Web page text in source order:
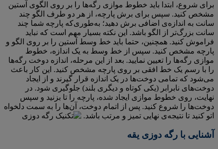
برای شروع، ابتدا باید خطوط موازی رگه‌ها را بر روی الگوی آستین
مشخص کنید. سپس برای برش پارچه، از هر دو طرف الگو چند
سانت به اندازه‌ی اضافی برش دهید؛ به‌طوری‌که پارچه شما چند
سانت بزرگ‌تر از الگو باشد. این نکته بسیار مهم است که نباید
فراموش کنید. همچنین، حتما باید خط وسط آستین را بر روی الگو و
پارچه مشخص کنید. سپس از خط وسط به یک اندازه، خطوط
موازی رگه‌ها را تعیین نمایید. بعد از این مرحله، اندازه دوخت رگه‌ها
را با رسم یک خط افقی بر روی پارچه مشخص کنید. این کار باعث
می‌شود که تمامی دوخت‌ها در یک اندازه قرار گیرند و از ایجاد
دوخت‌های نابرابر (یکی کوتاه و دیگری بلند) جلوگیری شود. در
نهایت، روی خطوط موازی ایجاد شده، پارچه را تا بزنید و سپس
دوخت‌ها را شروع کنید. پس از اتمام دوخت، آن‌ها را به سمت دلخواه
اتو کنید تا نتیجه‌ی نهایی تمیز و مرتب باشد.
آشنایی با رگه دوزی یقه